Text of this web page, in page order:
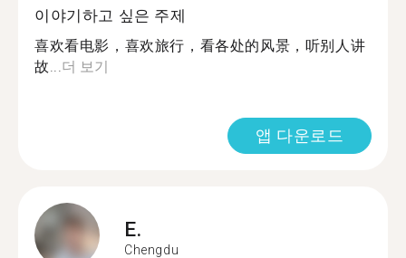
이야기하고 싶은 주제
喜欢看电影，喜欢旅行，看各处的风景，听别人讲
故...더 보기
앱 다운로드
E.
Chengdu